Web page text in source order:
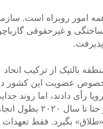
امور روبراه است.
لحظه امضای فرمان ساختگی و غیرحقوقی
بالتیک از ترکیب اتحاد
خصوص عضویت این کشور
رأی دادند، اما روند
بین لندن و بروکسل سخت و طولانی خواهد بود (این کار ممکن است تا سال ۲٠١۹
بگیرد. فقط تعهدات